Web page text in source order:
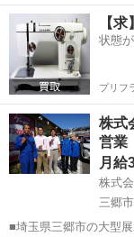
配置などのスケジュー
理、他経理補助、 銀
万円 （事務経験・能力
埼玉 三郷市 一
【
状態
プリフ
株式
営業
月給
株式
三郷市
■埼玉県三郷市の大型